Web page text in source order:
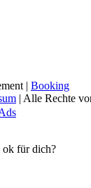
| Booking
| Alle Rechte
ok für dich?